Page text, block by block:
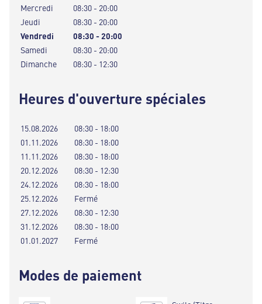
Mercredi
08:30 - 20:00
Jeudi
08:30 - 20:00
Vendredi
08:30 - 20:00
Samedi
08:30 - 20:00
Dimanche
08:30 - 12:30
Heures d'ouverture spéciales
15.08.2026
08:30 - 18:00
01.11.2026
08:30 - 18:00
11.11.2026
08:30 - 18:00
20.12.2026
08:30 - 12:30
24.12.2026
08:30 - 18:00
25.12.2026
Fermé
27.12.2026
08:30 - 12:30
31.12.2026
08:30 - 18:00
01.01.2027
Fermé
Modes de paiement